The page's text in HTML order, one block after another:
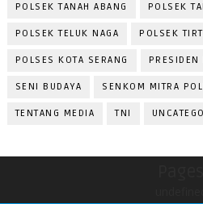
POLSEK TANAH ABANG POLSEK
POLSEK TELUK NAGA POLSEK
POLSES KOTA SERANG PRESIDEN
SENI BUDAYA SENKOM MITRA
TENTANG MEDIA TNI